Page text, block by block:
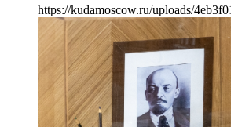
https://kudamoscow.ru/uploads/